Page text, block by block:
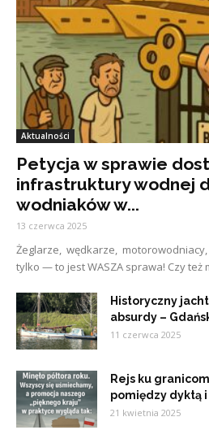
Aktualności
Petycja w sprawie
infrastruktury wodnej
wodniaków w...
13 czerwca 2025
Żeglarze, wędkarze,
tylko — to jest WASZA sprawa! Czy też
Historyczny
absurdy –
11 czerwca 2025
Rejs ku
pomiędzy dyktą
21 kwietnia 2025